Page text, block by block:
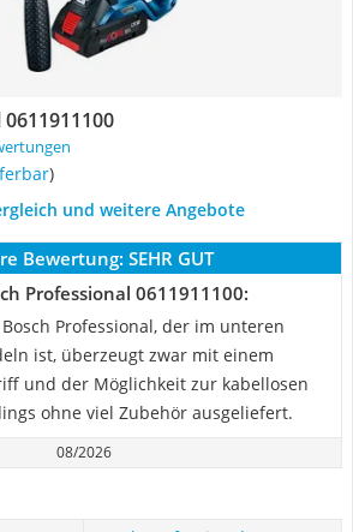
)
und weitere Angebote
Bewertung: SEHR GUT
Professional 0611911100:
Bosch Professional, der im unteren
ist, überzeugt zwar mit einem
und der Möglichkeit zur kabellosen
ohne viel Zubehör ausgeliefert.
08/2026